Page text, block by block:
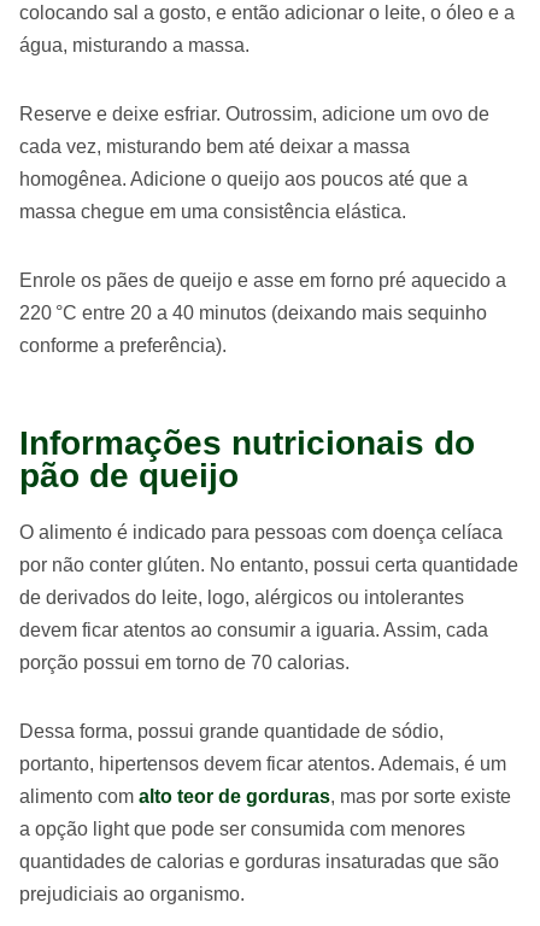
colocando sal a gosto, e então adicionar o leite, o óleo e a
água, misturando a massa.
Reserve e deixe esfriar. Outrossim, adicione um ovo de
cada vez, misturando bem até deixar a massa
homogênea. Adicione o queijo aos poucos até que a
massa chegue em uma consistência elástica.
Enrole os pães de queijo e asse em forno pré aquecido a
220 °C entre 20 a 40 minutos (deixando mais sequinho
conforme a preferência).
Informações nutricionais do
pão de queijo
O alimento é indicado para pessoas com doença celíaca
por não conter glúten. No entanto, possui certa quantidade
de derivados do leite, logo, alérgicos ou intolerantes
devem ficar atentos ao consumir a iguaria. Assim, cada
porção possui em torno de 70 calorias.
Dessa forma, possui grande quantidade de sódio,
portanto, hipertensos devem ficar atentos. Ademais, é um
alimento com alto teor de gorduras, mas por sorte existe
a opção light que pode ser consumida com menores
quantidades de calorias e gorduras insaturadas que são
prejudiciais ao organismo.